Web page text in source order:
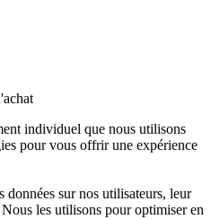
individuel que nous utilisons
pour vous offrir une expérience
données sur nos utilisateurs, leur
les utilisons pour optimiser en